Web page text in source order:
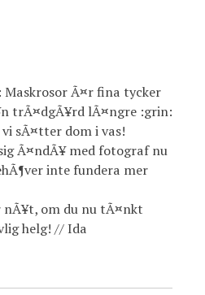
Ã¤r fina tycker
trÃ¤dgÃ¥rd lÃ¤ngre :grin:
sÃ¤tter dom i vas!
Ã¤ndÃ¥ med fotograf nu
inte fundera mer
nÃ¥t, om du nu tÃ¤nkt
helg! // Ida